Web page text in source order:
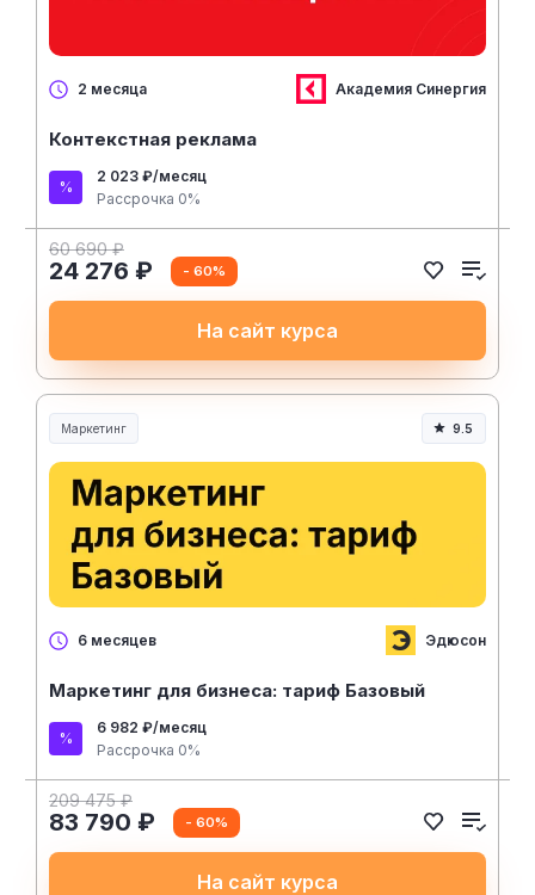
2 месяца Академия Синергия
Контекстная реклама
2 023 ₽/месяц
Рассрочка 0%
60 690 ₽
24 276 ₽ - 60%
На сайт курса
Маркетинг 9.5
6 месяцев Эдюсон
Маркетинг для бизнеса: тариф Базовый
6 982 ₽/месяц
Рассрочка 0%
209 475 ₽
83 790 ₽ - 60%
На сайт курса